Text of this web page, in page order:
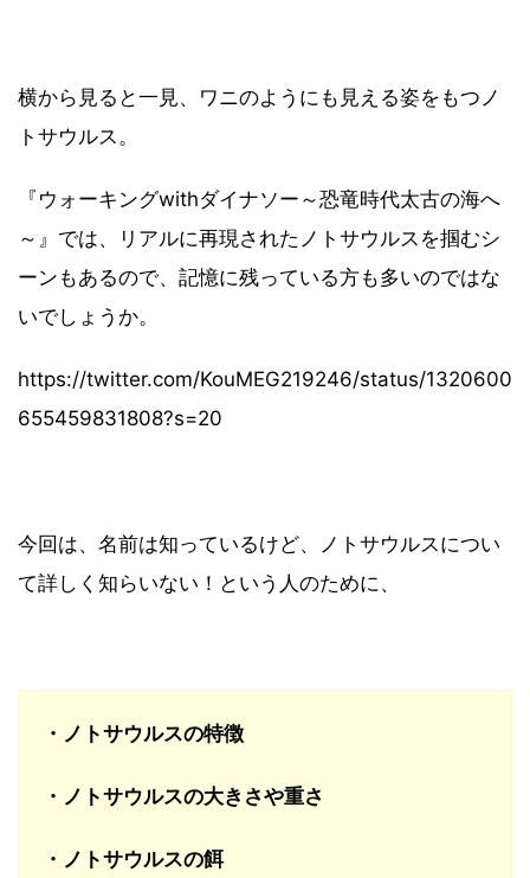
横から見ると一見、ワニのようにも見える姿をもつノ
トサウルス。
『ウォーキングwithダイナソー～恐竜時代太古の海へ
～』では、リアルに再現されたノトサウルスを掴むシ
ーンもあるので、記憶に残っている方も多いのではな
いでしょうか。
https://twitter.com/KouMEG219246/status/1320600
655459831808?s=20
今回は、名前は知っているけど、ノトサウルスについ
て詳しく知らいない！という人のために、
・ノトサウルスの特徴
・ノトサウルスの大きさや重さ
・ノトサウルスの餌